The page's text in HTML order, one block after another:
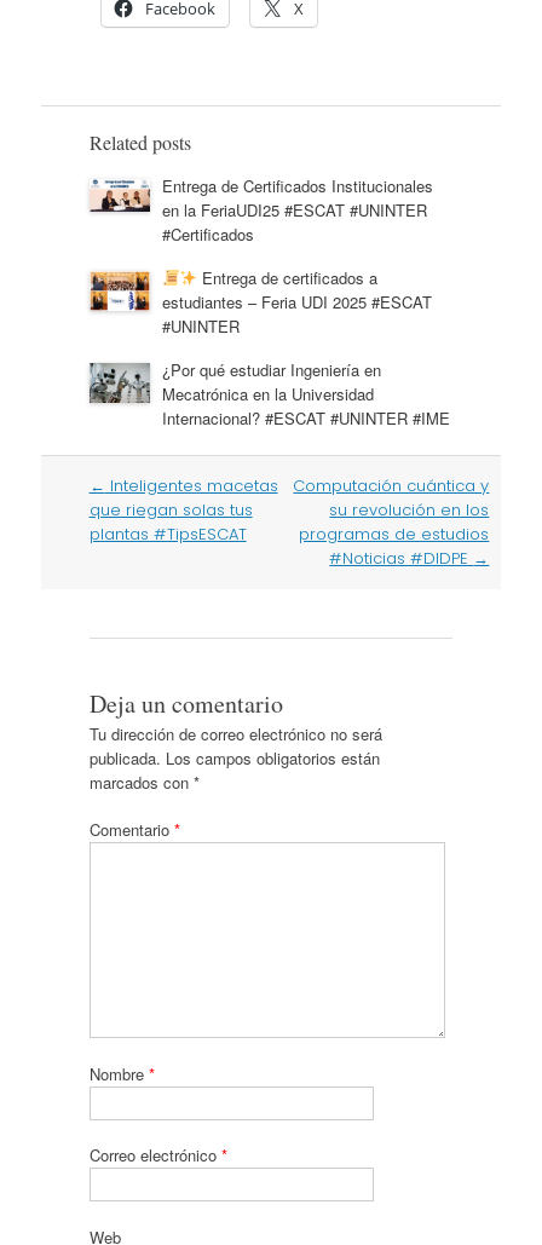
Facebook X
Related posts
Entrega de Certificados Institucionales
en la FeriaUDI25 #ESCAT #UNINTER
#Certificados
Entrega de certificados a
estudiantes – Feria UDI 2025 #ESCAT
#UNINTER
¿Por qué estudiar Ingeniería en
Mecatrónica en la Universidad
Internacional? #ESCAT #UNINTER #IME
Post
navigation
← Inteligentes macetas
que riegan solas tus
plantas #TipsESCAT
Computación cuántica y
su revolución en los
programas de estudios
#Noticias #DIDPE →
Deja un comentario
Tu dirección de correo electrónico no será
publicada. Los campos obligatorios están
marcados con *
Comentario *
Nombre *
Correo electrónico *
Web